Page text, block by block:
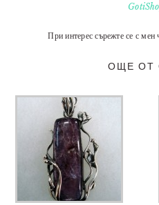
При интерес сърежте се с мен
ОЩЕ ОТ